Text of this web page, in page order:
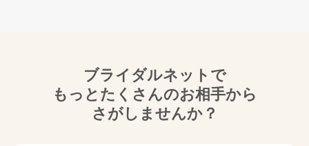
ブライダルネットで
もっとたくさんのお相手から
さがしませんか？